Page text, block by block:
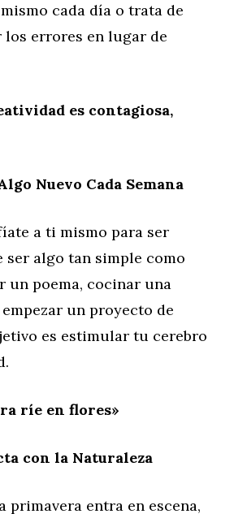
cada día o trata de
errores en lugar de
es contagiosa,
Nuevo Cada Semana
a ti mismo para ser
ser algo tan simple como
un poema, cocinar una
un proyecto de
es estimular tu cerebro
ríe en flores»
con la Naturaleza
primavera entra en escena,